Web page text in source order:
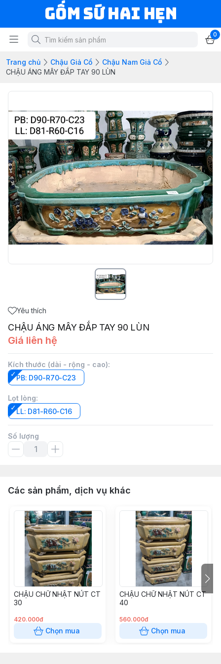
Gốm Sứ Hai Hẹn
0
Trang chủ Chậu Giả Cổ
Chậu Nam Giả Cổ
CHẬU ÁNG MÂY ĐẮP TAY 90 LÙN
Yêu thích
CHẬU ÁNG MÂY ĐẮP TAY 90 LÙN
Giá liên hệ
Kích thước (dài - rộng - cao):
PB: D90-R70-C23
Lọt lòng:
LL: D81-R60-C16
Số lượng
Các sản phẩm, dịch vụ khác
CHẬU CHỮ NHẬT NÚT CT
30
420.000đ
Chọn mua
CHẬU CHỮ NHẬT NÚT CT
40
560.000đ
Chọn mua